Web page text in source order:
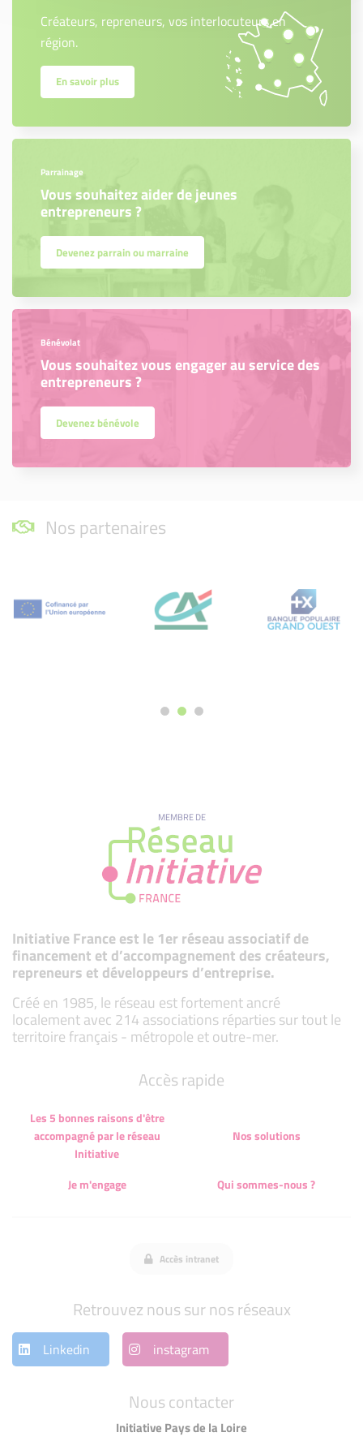
Créateurs, repreneurs, vos interlocuteurs en
région.
En savoir plus
Parrainage
Vous souhaitez aider de jeunes
entrepreneurs ?
Devenez parrain ou marraine
Bénévolat
Vous souhaitez vous engager au service des
entrepreneurs ?
Devenez bénévole
Nos partenaires
MEMBRE DE
Initiative France est le 1er réseau associatif de
financement et d’accompagnement des créateurs,
repreneurs et développeurs d’entreprise.
Créé en 1985, le réseau est fortement ancré
localement avec 214 associations réparties sur tout le
territoire français - métropole et outre-mer.
Nous contacter
Initiative Pays de la Loire
Accès rapide
Les 5 bonnes raisons d'être
accompagné par le réseau
Initiative
Nos solutions
Je m'engage Qui sommes-nous ?
Accès intranet
Retrouvez nous sur nos réseaux
Linkedin instagram